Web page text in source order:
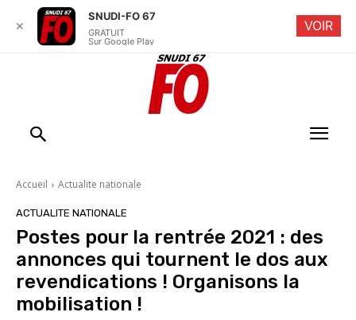
Accueil Actualite nationale
ACTUALITE NATIONALE
Postes pour la rentrée 2021 : des
annonces qui tournent le dos aux
revendications ! Organisons la
mobilisation !
✕
SNUDI-FO 67
GRATUIT
Sur Google Play
VOIR